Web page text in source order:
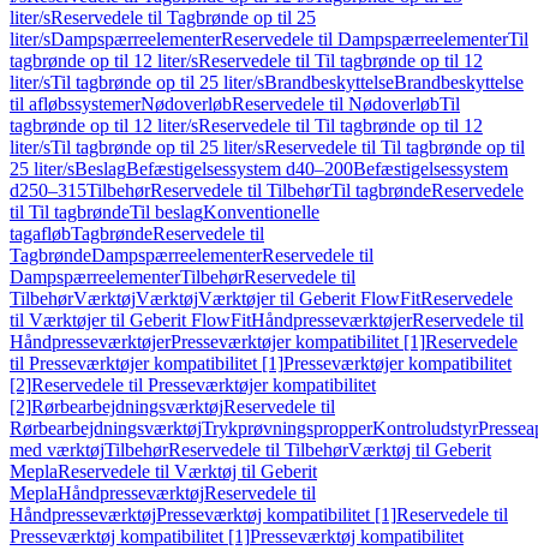
liter/sReservedele til Tagbrønde op til 25
liter/sDampspærreelementerReservedele til DampspærreelementerTil
tagbrønde op til 12 liter/sReservedele til Til tagbrønde op til 12
liter/sTil tagbrønde op til 25 liter/sBrandbeskyttelseBrandbeskyttelse
til afløbssystemerNødoverløbReservedele til NødoverløbTil
tagbrønde op til 12 liter/sReservedele til Til tagbrønde op til 12
liter/sTil tagbrønde op til 25 liter/sReservedele til Til tagbrønde op til
25 liter/sBeslagBefæstigelsessystem d40–200Befæstigelsessystem
d250–315TilbehørReservedele til TilbehørTil tagbrøndeReservedele
til Til tagbrøndeTil beslagKonventionelle
tagafløbTagbrøndeReservedele til
TagbrøndeDampspærreelementerReservedele til
DampspærreelementerTilbehørReservedele til
TilbehørVærktøjVærktøjVærktøjer til Geberit FlowFitReservedele
til Værktøjer til Geberit FlowFitHåndpresseværktøjerReservedele til
HåndpresseværktøjerPresseværktøjer kompatibilitet [1]Reservedele
til Presseværktøjer kompatibilitet [1]Presseværktøjer kompatibilitet
[2]Reservedele til Presseværktøjer kompatibilitet
[2]RørbearbejdningsværktøjReservedele til
RørbearbejdningsværktøjTrykprøvningspropperKontroludstyr
med værktøjTilbehørReservedele til TilbehørVærktøj til Geberit
MeplaReservedele til Værktøj til Geberit
MeplaHåndpresseværktøjReservedele til
HåndpresseværktøjPresseværktøj kompatibilitet [1]Reservedele til
Presseværktøj kompatibilitet [1]Presseværktøj kompatibilitet